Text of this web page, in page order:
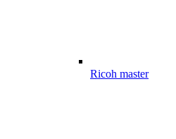
Ricoh master